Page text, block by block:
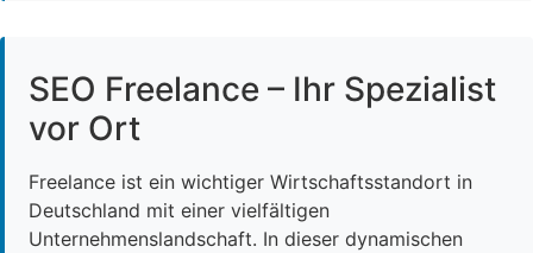
SEO Freelance – Ihr Spezialist
vor Ort
Freelance ist ein wichtiger Wirtschaftsstandort in
Deutschland mit einer vielfältigen
Unternehmenslandschaft. In dieser dynamischen